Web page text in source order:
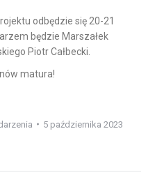
odbędzie się 20-21
będzie Marszałek
Piotr Całbecki.
matura!
5 października 2023